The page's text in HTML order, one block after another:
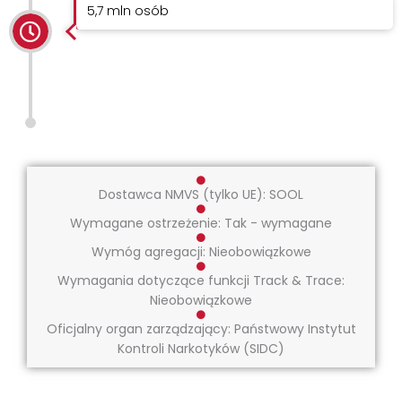
5,7 mln osób
Dostawca NMVS (tylko UE): SOOL
Wymagane ostrzeżenie: Tak - wymagane
Wymóg agregacji: Nieobowiązkowe
Wymagania dotyczące funkcji Track & Trace:
Nieobowiązkowe
Oficjalny organ zarządzający: Państwowy Instytut
Kontroli Narkotyków (SIDC)